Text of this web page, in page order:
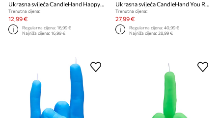
Ukrasna svijeća CandleHand Happy Birthday 23 cm
Trenutna cijena:
12,99 €
Regularna cijena:16,99 €
Najniža cijena:16,99 €
Ukrasna svijeća CandleHand You Rock 310 g.
Trenutna cijena:
27,99 €
Regularna cijena:40,99 €
Najniža cijena:28,99 €